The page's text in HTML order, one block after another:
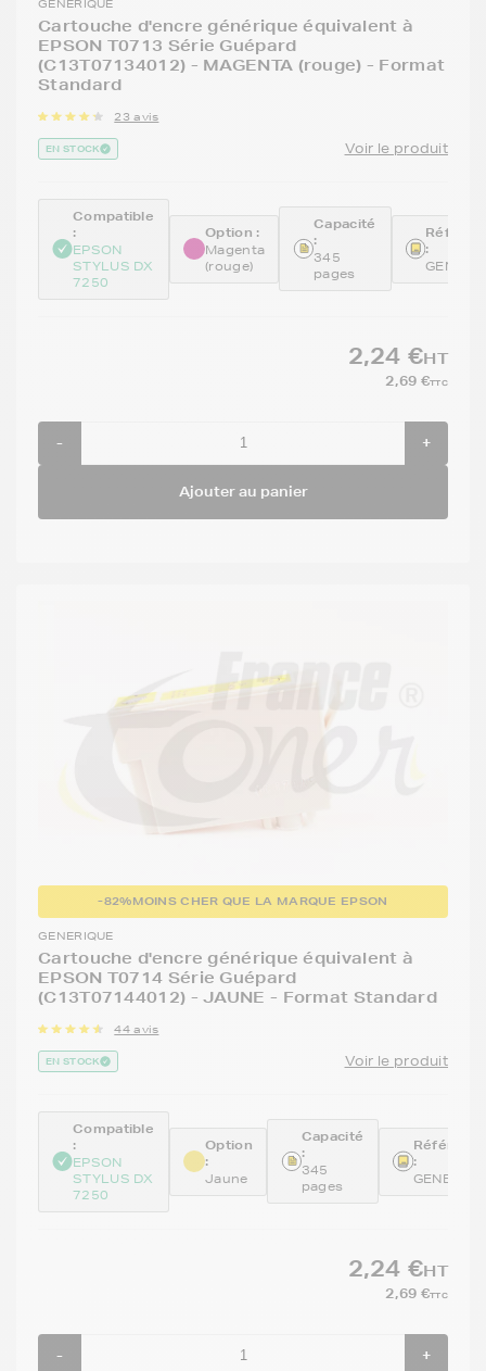
GENERIQUE
Cartouche d'encre générique équivalent à
EPSON T0713 Série Guépard
(C13T07134012) - MAGENTA (rouge) - Format
Standard
23 avis
EN STOCK Voir le produit
Compatible
:
EPSON
STYLUS DX
7250
Option :
Magenta
(rouge)
Capacité
:
345
pages
:
2,24 €HT
2,69 €TTC
- +
Ajouter au panier
-82%MOINS CHER QUE LA MARQUE EPSON
GENERIQUE
Cartouche d'encre générique équivalent à
EPSON T0714 Série Guépard
(C13T07144012) - JAUNE - Format Standard
44 avis
EN STOCK Voir le produit
Compatible
:
EPSON
STYLUS DX
7250
Option
:
Jaune
Capacité
:
345
pages
:
GENE714
2,24 €HT
2,69 €TTC
- +